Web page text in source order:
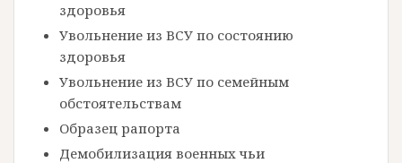
здоровья
Увольнение из ВСУ по состоянию
здоровья
Увольнение из ВСУ по семейным
обстоятельствам
Образец рапорта
Демобилизация военных чьи